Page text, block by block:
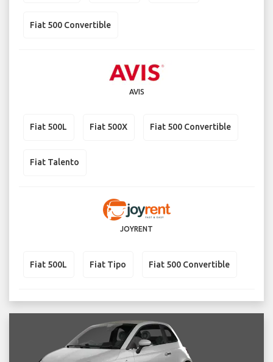
Fiat 500 Convertible
AVIS
Fiat 500L Fiat 500X Fiat 500 Convertible
Fiat Talento
JOYRENT
Fiat 500L Fiat Tipo Fiat 500 Convertible